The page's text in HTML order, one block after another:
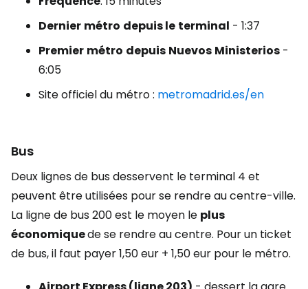
Dernier métro depuis le terminal - 1:37
Premier métro depuis Nuevos Ministerios -
6:05
Site officiel du métro : metromadrid.es/en
Bus
Deux lignes de bus desservent le terminal 4 et
peuvent être utilisées pour se rendre au centre-ville.
La ligne de bus 200 est le moyen le plus
économiquede se rendre au centre. Pour un ticket
de bus, il faut payer 1,50 eur + 1,50 eur pour le métro.